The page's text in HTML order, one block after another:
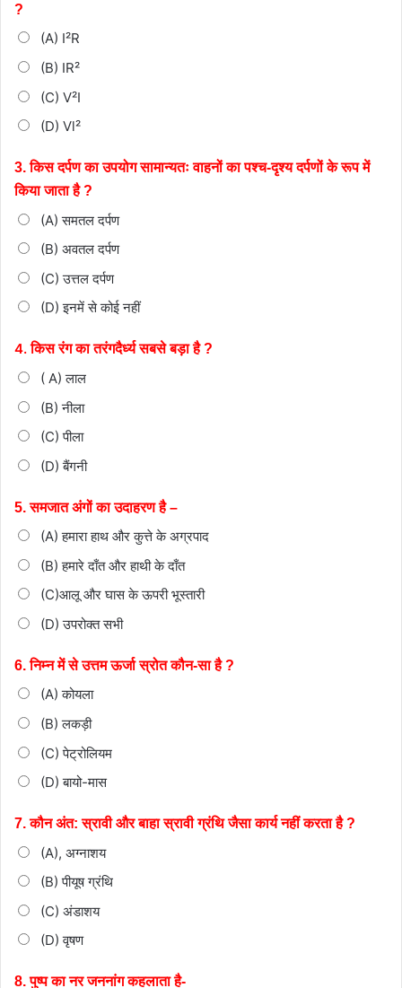
?
(A) I²R
(B) IR²
(C) V²I
(D) Vl²
3. किस दर्पण का उपयोग सामान्यतः वाहनों का पश्च-दृश्य दर्पणों के रूप में
किया जाता है ?
(A) समतल दर्पण
(B) अवतल दर्पण
(C) उत्तल दर्पण
(D) इनमें से कोई नहीं
4.किस रंग का तरंगदैर्ध्य सबसे बड़ा है ?
( A) लाल
(B) नीला
(C) पीला
(D) बैंगनी
5. समजात अंगों का उदाहरण है –
(A) हमारा हाथ और कुत्ते के अग्रपाद
(B) हमारे दाँत और हाथी के दाँत
(C)आलू और घास के ऊपरी भूस्तारी
(D) उपरोक्त सभी
6. निम्न में से उत्तम ऊर्जा स्रोत कौन-सा है ?
(A) कोयला
(B) लकड़ी
(C) पेट्रोलियम
(D) बायो-मास
7. कौन अंत: स्रावी और बाहा स्रावी ग्रंथि जैसा कार्य नहीं करता है ?
(A), अग्नाशय
(B) पीयूष ग्रंथि
(C) अंडाशय
(D) वृषण
8. पुष्प का नर जननांग कहलाता है-